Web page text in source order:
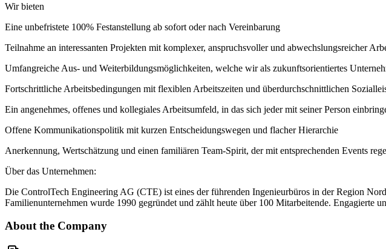
Wir bieten
Eine unbefristete 100% Festanstellung ab sofort oder nach Vereinbarung
Teilnahme an interessanten Projekten mit komplexer, anspruchsvoller und abwechslungsreicher
Umfangreiche Aus- und Weiterbildungsmöglichkeiten, welche wir als zukunftsorientiertes
Fortschrittliche Arbeitsbedingungen mit flexiblen Arbeitszeiten und überdurchschnittlichen
Ein angenehmes, offenes und kollegiales Arbeitsumfeld, in das sich jeder mit seiner Person
Offene Kommunikationspolitik mit kurzen Entscheidungswegen und flacher Hierarchie
Anerkennung, Wertschätzung und einen familiären Team-Spirit, der mit entsprechenden Events
Über das Unternehmen:
Die ControlTech Engineering AG (CTE) ist eines der führenden Ingenieurbüros in der Region
Familienunternehmen wurde 1990 gegründet und zählt heute über 100 Mitarbeitende. Engagierte
About the Company